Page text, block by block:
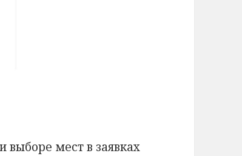
выборе мест в заявках